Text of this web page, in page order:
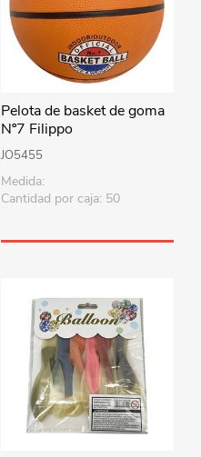
Pelota de basket de goma
Nº7 Filippo
JO5455
Medida:
Cantidad por caja: 50